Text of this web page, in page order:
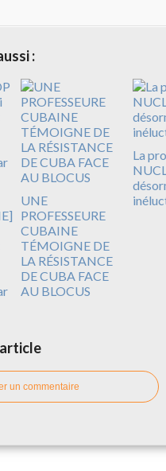
:
UNE
PROFESSEURE
CUBAINE
TÉMOIGNE DE
LA RÉSISTANCE
DE CUBA FACE
AU BLOCUS
La
un commentaire